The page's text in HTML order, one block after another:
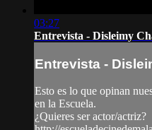
03:27
Entrevista - Disleimy
Entrevista -
Esto es lo que opinan
en la Escuela.
¿Quieres ser actor/actriz?